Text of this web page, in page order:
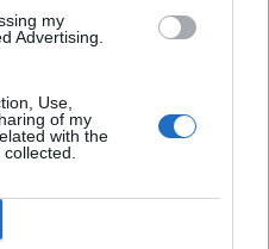
my
Advertising.
Use,
of my
with the